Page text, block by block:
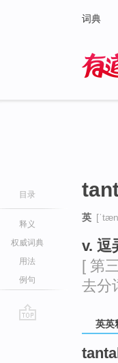
词典
目录
释义
权威词典
用法
例句
英
v.
[ 第
去分
英英